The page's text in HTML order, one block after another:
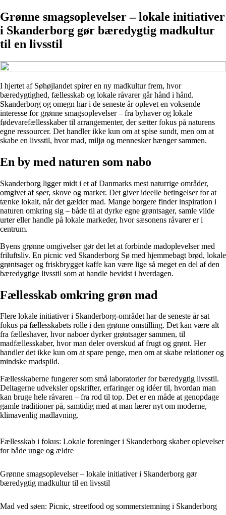
Grønne smagsoplevelser – lokale initiativer
i Skanderborg gør bæredygtig madkultur
til en livsstil
I hjertet af Søhøjlandet spirer en ny madkultur frem, hvor
bæredygtighed, fællesskab og lokale råvarer går hånd i hånd.
Skanderborg og omegn har i de seneste år oplevet en voksende
interesse for grønne smagsoplevelser – fra byhaver og lokale
fødevarefællesskaber til arrangementer, der sætter fokus på naturens
egne ressourcer. Det handler ikke kun om at spise sundt, men om at
skabe en livsstil, hvor mad, miljø og mennesker hænger sammen.
En by med naturen som nabo
Skanderborg ligger midt i et af Danmarks mest naturrige områder,
omgivet af søer, skove og marker. Det giver ideelle betingelser for at
tænke lokalt, når det gælder mad. Mange borgere finder inspiration i
naturen omkring sig – både til at dyrke egne grøntsager, samle vilde
urter eller handle på lokale markeder, hvor sæsonens råvarer er i
centrum.
Byens grønne omgivelser gør det let at forbinde madoplevelser med
friluftsliv. En picnic ved Skanderborg Sø med hjemmebagt brød, lokale
grøntsager og friskbrygget kaffe kan være lige så meget en del af den
bæredygtige livsstil som at handle bevidst i hverdagen.
Fællesskab omkring grøn mad
Flere lokale initiativer i Skanderborg-området har de seneste år sat
fokus på fællesskabets rolle i den grønne omstilling. Det kan være alt
fra fælleshaver, hvor naboer dyrker grøntsager sammen, til
madfællesskaber, hvor man deler overskud af frugt og grønt. Her
handler det ikke kun om at spare penge, men om at skabe relationer og
mindske madspild.
Fællesskaberne fungerer som små laboratorier for bæredygtig livsstil.
Deltagerne udveksler opskrifter, erfaringer og idéer til, hvordan man
kan bruge hele råvaren – fra rod til top. Det er en måde at genopdage
gamle traditioner på, samtidig med at man lærer nyt om moderne,
klimavenlig madlavning.
Fællesskab i fokus: Lokale foreninger i Skanderborg skaber oplevelser
for både unge og ældre
Grønne smagsoplevelser – lokale initiativer i Skanderborg gør
bæredygtig madkultur til en livsstil
Mad ved søen: Picnic, streetfood og sommerstemning i Skanderborg